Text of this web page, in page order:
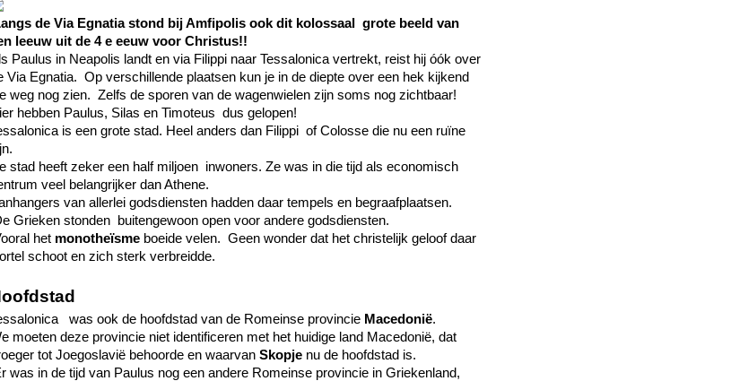
de Via Egnatia stond bij Amfipolis ook dit kolossaal grote beeld van
leeuw uit de 4 e eeuw voor Christus!!
Paulus in Neapolis landt en via Filippi naar Tessalonica vertrekt, reist hij óók over
Via Egnatia. Op verschillende plaatsen kun je in de diepte over een hek kijkend
weg nog zien. Zelfs de sporen van de wagenwielen zijn soms nog zichtbaar!
hebben Paulus, Silas en Timoteus dus gelopen!
is een grote stad. Heel anders dan Filippi of Colosse die nu een ruïne
stad heeft zeker een half miljoen inwoners. Ze was in die tijd als economisch
veel belangrijker dan Athene.
van allerlei godsdiensten hadden daar tempels en begraafplaatsen.
Grieken stonden buitengewoon open voor andere godsdiensten.
het monotheïsme boeide velen. Geen wonder dat het christelijk geloof daar
schoot en zich sterk verbreidde.
was ook de hoofdstad van de Romeinse provincie Macedonië.
moeten deze provincie niet identificeren met het huidige land Macedonië, dat
tot Joegoslavië behoorde en waarvan Skopje nu de hoofdstad is.
was in de tijd van Paulus nog een andere Romeinse provincie in Griekenland,